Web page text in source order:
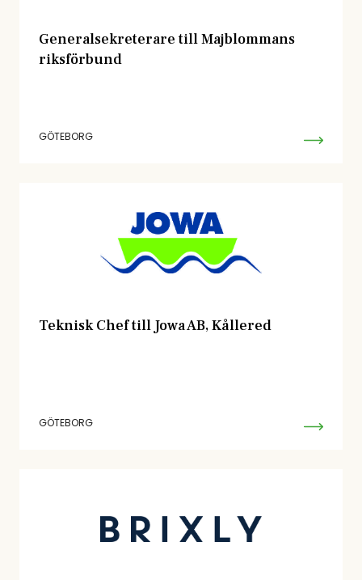
Generalsekreterare till Majblommans
riksförbund
GÖTEBORG
Teknisk Chef till Jowa AB, Kållered
GÖTEBORG